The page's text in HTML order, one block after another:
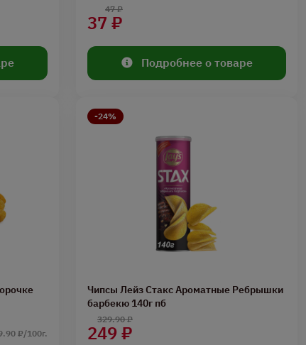
37 ₽
47 ₽
Подробнее о товаре
₽/100г.
-24%
Чипсы Лейз Стакс Ароматные Ребрышки
барбекю 140г пб
249 ₽
329.90 ₽